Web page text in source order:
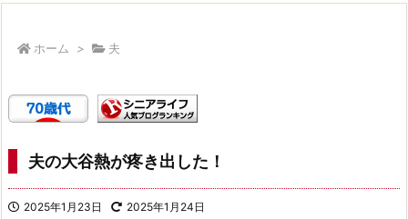
ホーム > 夫
夫の大谷熱が疼き出した！
2025年1月23日 2025年1月24日